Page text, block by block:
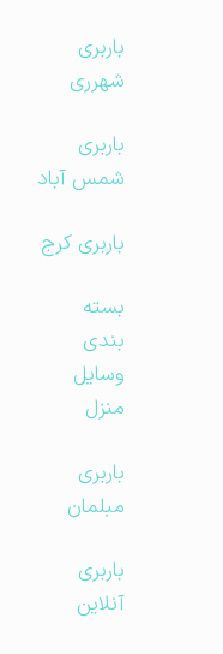
باربری
شهرری
باربری
شمس آباد
باربری کرج
بسته
بندی
وسایل
منزل
باربری
مبلمان
باربری
آنلاین